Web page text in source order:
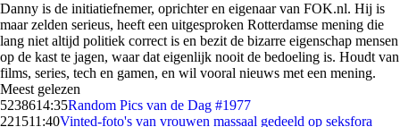
Danny is de initiatiefnemer, oprichter en eigenaar van FOK.nl. Hij is
maar zelden serieus, heeft een uitgesproken Rotterdamse mening die
lang niet altijd politiek correct is en bezit de bizarre eigenschap mensen
op de kast te jagen, waar dat eigenlijk nooit de bedoeling is. Houdt van
films, series, tech en gamen, en wil vooral nieuws met een mening.
Meest gelezen
5238614:35Random Pics van de Dag #1977
221511:40Vinted-foto's van vrouwen massaal gedeeld op seksfora